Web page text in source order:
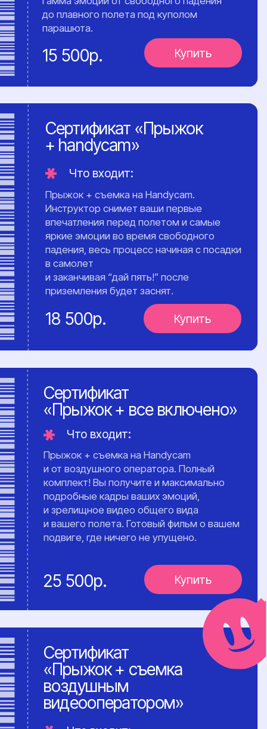
Умение самостоятельно
прыгать с парашютом.
Официальная лицензия
парашютиста.
Полный контроль над
телом в свободном
падении.
Доступ в мировое
парашютное сообщество.
Подробнее
Мы полностью сопровождаем вас на
всех этапах — от записи до
приземления.
Организация
вашего прыжка
Запись
и подтверждение
Свяжитесь с нами, и мы
согласуем дату, отправим точное
время
при необходимости.
Записаться
Прибытие
и оформление
02